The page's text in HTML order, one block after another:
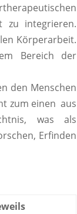
zu integrieren.
Körperarbeit.
Bereich der
den Menschen
zum einen aus
was als
Erfinden